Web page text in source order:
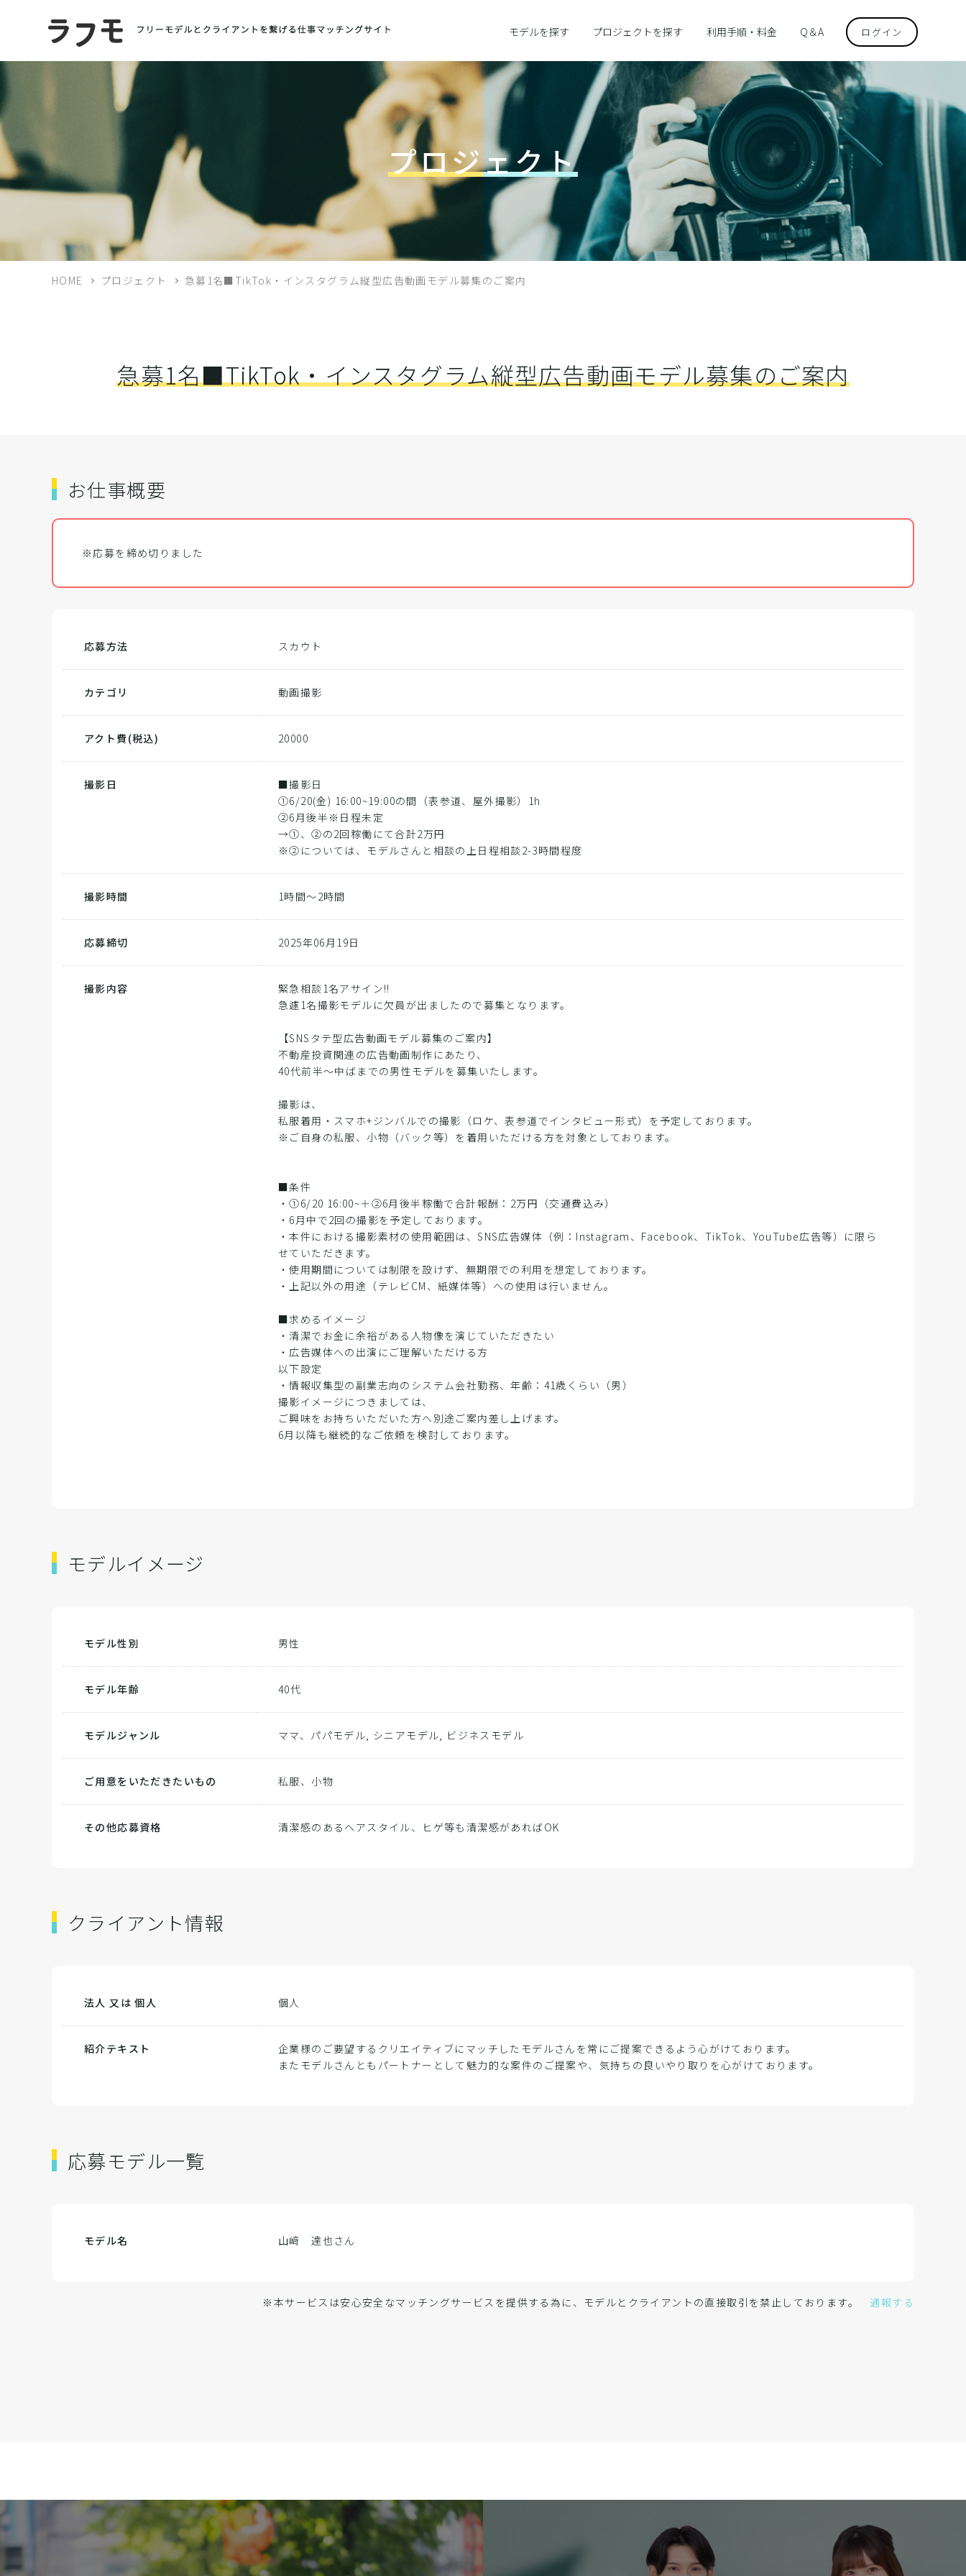
ログイン
モデルを探す プロジェクトを探す 利用手順・料金 Q＆A
プロジェクト
HOME プロジェクト 急募1名■TikTok・インスタグラム縦型広告動画モデル募集のご案内
急募1名■TikTok・インスタグラム縦型広告動画モデル募集のご案内
お仕事概要
※応募を締め切りました
応募方法 スカウト
カテゴリ 動画撮影
アクト費(税込) 20000
撮影日
■撮影日
①6/20(金) 16:00~19:00の間（表参道、屋外撮影）1h
②6月後半※日程未定
→①、②の2回稼働にて合計2万円
※②については、モデルさんと相談の上日程相談2-3時間程度
撮影時間 1時間～2時間
応募締切 2025年06月19日
撮影内容
緊急相談1名アサイン!!
急遽1名撮影モデルに欠員が出ましたので募集となります。
【SNSタテ型広告動画モデル募集のご案内】
不動産投資関連の広告動画制作にあたり、
40代前半〜中ばまでの男性モデルを募集いたします。
撮影は、
私服着用・スマホ+ジンバルでの撮影（ロケ、表参道でインタビュー形式）を予定しております。
※ご自身の私服、小物（バック等）を着用いただける方を対象としております。
■条件
・①6/20 16:00~＋②6月後半稼働で合計報酬：2万円（交通費込み）
・6月中で2回の撮影を予定しております。
・本件における撮影素材の使用範囲は、SNS広告媒体（例：Instagram、Facebook、TikTok、YouTube広告等）に限ら
せていただきます。
・使用期間については制限を設けず、無期限での利用を想定しております。
・上記以外の用途（テレビCM、紙媒体等）への使用は行いません。
■求めるイメージ
・清潔でお金に余裕がある人物像を演じていただきたい
・広告媒体への出演にご理解いただける方
以下設定
・情報収集型の副業志向のシステム会社勤務、年齢：41歳くらい（男）
撮影イメージにつきましては、
ご興味をお持ちいただいた方へ別途ご案内差し上げます。
6月以降も継続的なご依頼を検討しております。
モデルイメージ
モデル性別 男性
モデル年齢 40代
モデルジャンル ママ、パパモデル, シニアモデル, ビジネスモデル
ご用意をいただきたいもの 私服、小物
その他応募資格 清潔感のあるヘアスタイル、ヒゲ等も清潔感があればOK
クライアント情報
法人 又は 個人 個人
紹介テキスト
企業様のご要望するクリエイティブにマッチしたモデルさんを常にご提案できるよう心がけております。
またモデルさんともパートナーとして魅力的な案件のご提案や、気持ちの良いやり取りを心がけております。
応募モデル一覧
モデル名 山﨑 達也さん
※本サービスは安心安全なマッチングサービスを提供する為に、モデルとクライアントの直接取引を禁止しております。 通報する